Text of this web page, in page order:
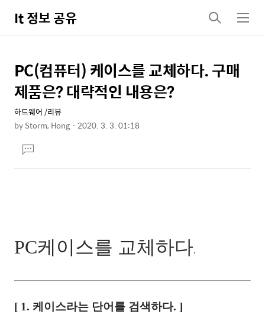
It 정보 공유
검
색
메
뉴
상
세
컨
텐
본
문
제
목
PC(컴퓨터) 케이스를 교체하다. 구매
제품은? 대략적인 내용은?
하드웨어 /리뷰
byStorm, Hong 2020. 3. 3. 01:18
문댓
글
PC케이스를 교체하다.
[ 1. 케이스라는 단어를 검색하다. ]